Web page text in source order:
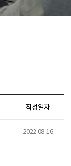
작성일자
2022-08-16